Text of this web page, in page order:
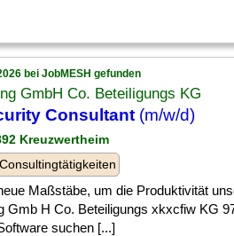
bei JobMESH gefunden
GmbH Co. Beteiligungs KG
Consultant (m/w/d)
Kreuzwertheim
Maßstäbe, um die Produktivität
Gmb H Co. Beteiligungs xkxcfiw KG
suchen [...]